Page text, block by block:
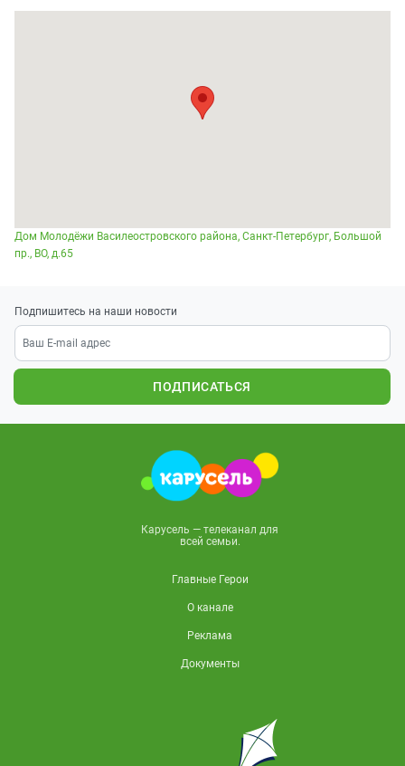
Дом Молодёжи Василеостровского района, Санкт-Петербург, Большой
пр., ВО, д.65
Подпишитесь на наши новости
ПОДПИСАТЬСЯ
Карусель — телеканал для
всей семьи.
Главные Герои
О канале
Реклама
Документы